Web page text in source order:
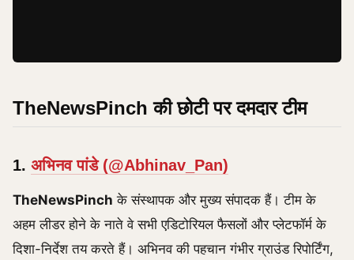
TheNewsPinch की छोटी पर दमदार टीम
1. अभिनव पांडे(@Abhinav_Pan)
TheNewsPinch के संस्थापक और मुख्य संपादक हैं। टीम के
अहम लीडर होने के नाते वे सभी एडिटोरियल फैसलों और प्लेटफॉर्म के
दिशा-निर्देश तय करते हैं। अभिनव की पहचान गंभीर ग्राउंड रिपोर्टिंग,